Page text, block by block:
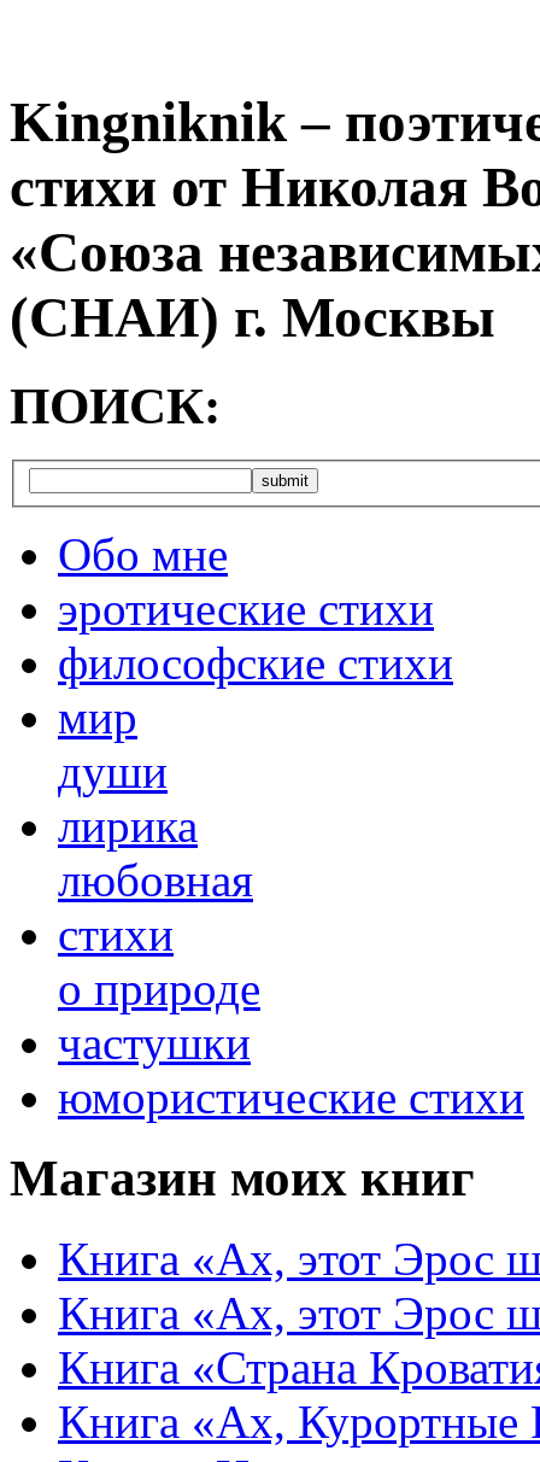
Kingniknik –
стихи от Николая
«Союза
(СНАИ) г. Москвы
ПОИСК:
Обо мне
эротические стихи
философские стихи
мир
души
лирика
любовная
cтихи
о природе
частушки
юмористические стихи
Магазин моих книг
Книга «Ах, этот Эрос
Книга «Ах, этот Эрос
Книга «Страна
Книга «Ах,